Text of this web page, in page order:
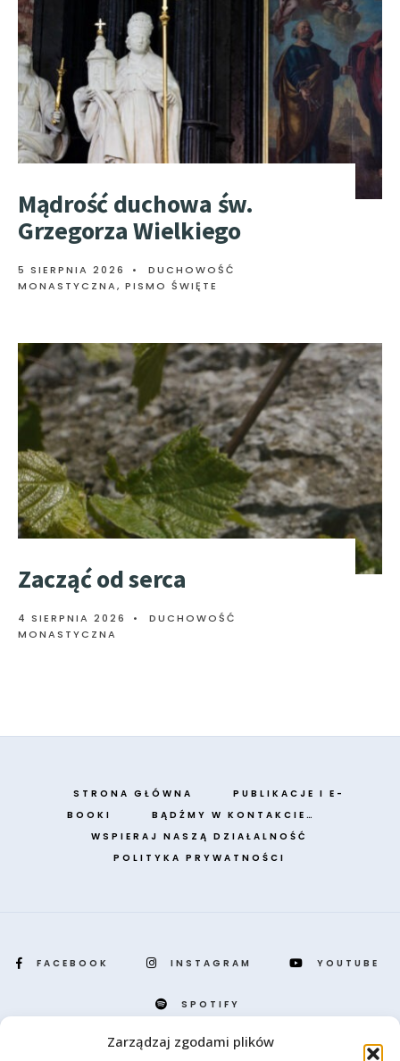
Zarządzaj zgodami plików
Mądrość duchowa św.
Grzegorza Wielkiego
5 SIERPNIA 2026 •
DUCHOWOŚĆ
MONASTYCZNA, PISMO ŚWIĘTE
Zacząć od serca
4 SIERPNIA 2026 •
DUCHOWOŚĆ
MONASTYCZNA
STRONA GŁÓWNA
PUBLIKACJE I E-
BOOKI
BĄDŹMY W KONTAKCIE…
WSPIERAJ NASZĄ DZIAŁALNOŚĆ
POLITYKA PRYWATNOŚCI
FACEBOOK INSTAGRAM YOUTUBE
SPOTIFY